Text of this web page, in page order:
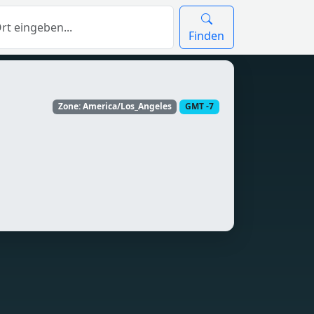
Finden
Zone: America/Los_Angeles GMT -7